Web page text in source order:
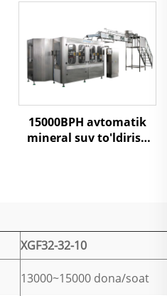
15000BPH avtomatik
mineral suv to'ldirish
XGF32-32-10
13000~15000 dona/soat